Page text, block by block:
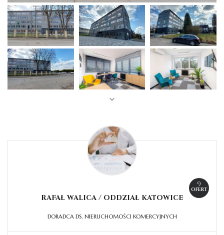
9
OFERT
RAFAŁ WALICA / ODDZIAŁ KATOWICE
DORADCA DS. NIERUCHOMOŚCI KOMERCYJNYCH